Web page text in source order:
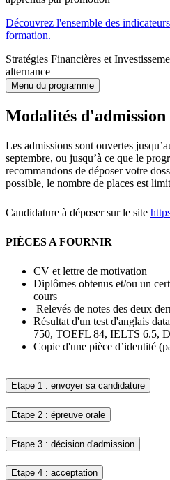
Découvrez l'ensemble des
formation.
Stratégies Financières et
alternance
Menu du programme
Modalités d'admission
Les admissions sont ouvertes
septembre, ou jusqu’à ce que le
recommandons de déposer votre
possible, le nombre de places est
Candidature à déposer sur le site
PIÈCES A FOURNIR
CV et lettre de motivation
Diplômes obtenus et/ou un
cours
Relevés de notes des deux
Résultat d'un test d'anglais
750, TOEFL 84, IELTS 6.5,
Copie d'une pièce d’identité
Etape 1 : envoyer sa candidature
Etape 2 : épreuve orale
Etape 3 : décision d'admission
Etape 4 : acceptation